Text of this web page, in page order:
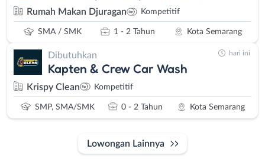
Rumah Makan Djuragan Kompetitif
SMA / SMK 1 - 2 Tahun Kota Semarang
Dibutuhkan
Kapten & Crew Car Wash
Krispy Clean Kompetitif
SMP, SMA/SMK 0 - 2 Tahun Kota Semarang
hari ini
Lowongan Lainnya